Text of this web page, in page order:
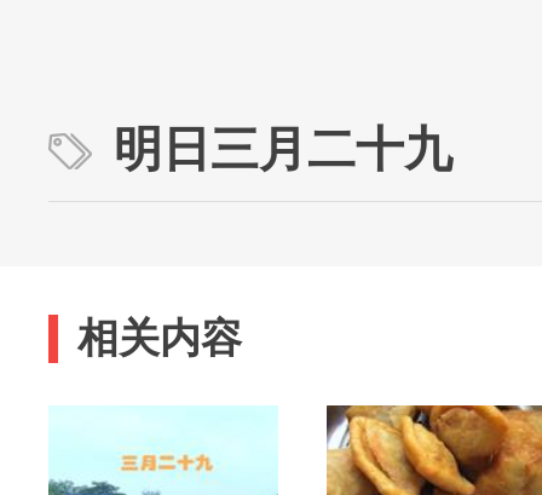
明日三月二十九
相关内容